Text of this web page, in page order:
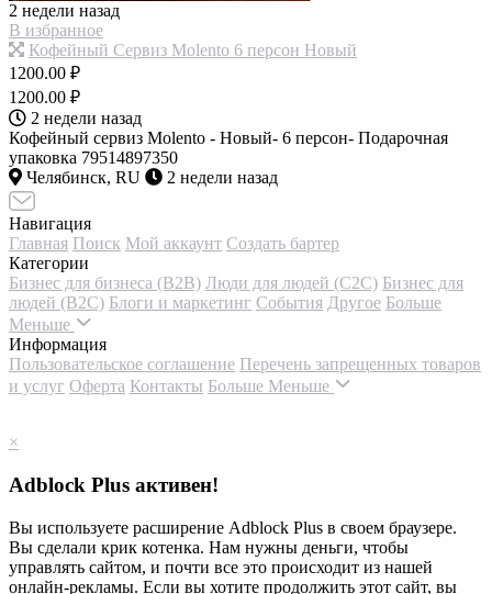
2 недели назад
В избранное
Кофейный Сервиз Molento 6 персон Новый
1200.00 ₽
1200.00 ₽
2 недели назад
Кофейный сервиз Molento - Новый- 6 персон- Подарочная
упаковка 79514897350
Челябинск, RU
2 недели назад
Навигация
Главная Поиск Мой аккаунт Создать бартер
Категории
Бизнес для бизнеса (B2B) Люди для людей (С2С) Бизнес для
людей (B2C) Блоги и маркетинг События Другое Больше
Меньше
Информация
Пользовательское соглашение Перечень запрещенных товаров
и услуг Оферта Контакты Больше Меньше
×
Adblock Plus активен!
Вы используете расширение Adblock Plus в своем браузере.
Вы сделали крик котенка. Нам нужны деньги, чтобы
управлять сайтом, и почти все это происходит из нашей
онлайн-рекламы. Если вы хотите продолжить этот сайт, вы